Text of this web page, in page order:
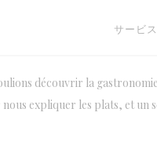
サービス
découvrir la
expliquer les plats, et un